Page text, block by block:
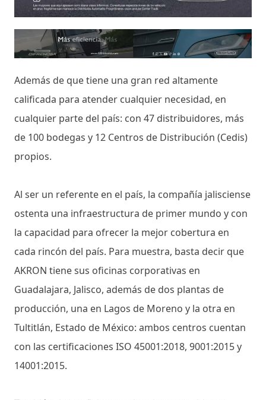
Además de que tiene una gran red altamente
calificada para atender cualquier necesidad, en
cualquier parte del país: con 47 distribuidores, más
de 100 bodegas y 12 Centros de Distribución (Cedis)
propios.
Al ser un referente en el país, la compañía jalisciense
ostenta una infraestructura de primer mundo y con
la capacidad para ofrecer la mejor cobertura en
cada rincón del país. Para muestra, basta decir que
AKRON tiene sus oficinas corporativas en
Guadalajara, Jalisco, además de dos plantas de
producción, una en Lagos de Moreno y la otra en
Tultitlán, Estado de México: ambos centros cuentan
con las certificaciones ISO 45001:2018, 9001:2015 y
14001:2015.